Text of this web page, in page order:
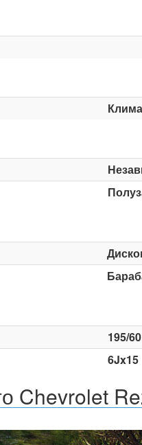
195/
6Jx15
Chevrolet